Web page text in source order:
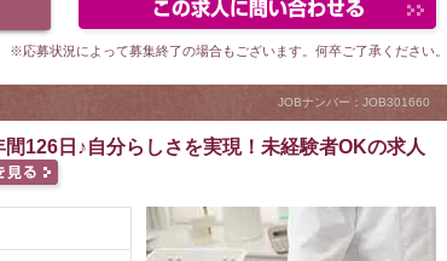
※応募状況によって募集終了の場合もございます。何卒ご了承ください。
JOBナンバー：JOB301660
126日♪自分らしさを実現！未経験者OKの求人